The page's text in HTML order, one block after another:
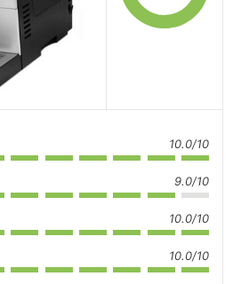
10.0/10
9.0/10
10.0/10
10.0/10